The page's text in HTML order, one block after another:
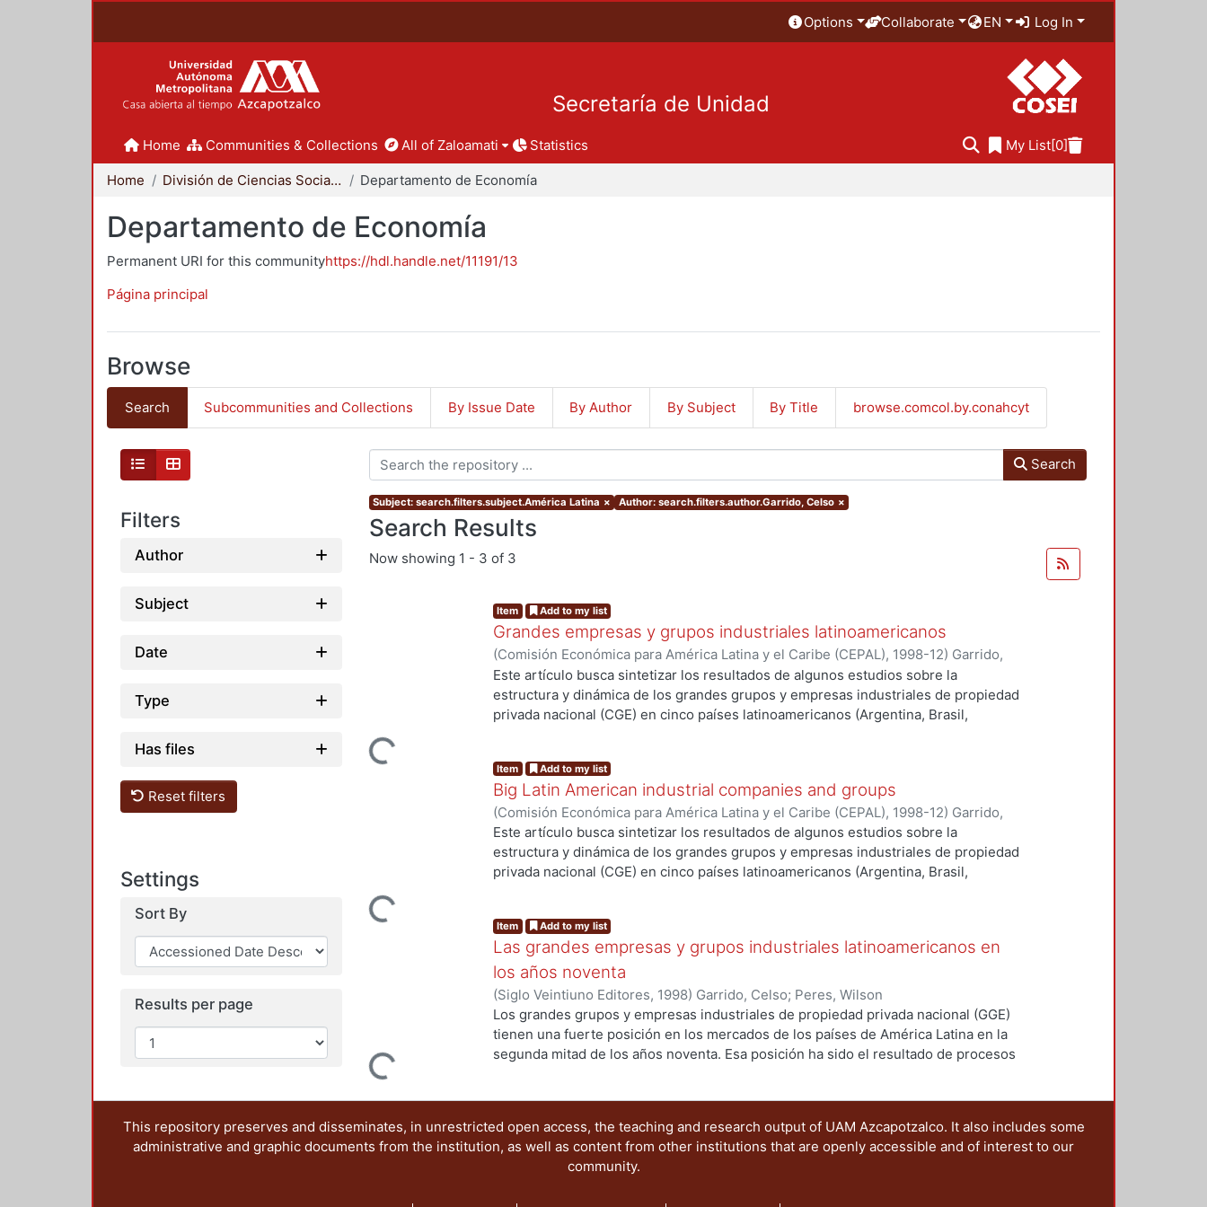
Options Collaborate EN Log In
Secretaría de Unidad
Home Communities & Collections All of Zaloamati Statistics My List[0]
Home División de Ciencias Sociales y Humanidades Departamento de Economía
Departamento de Economía
Permanent URI for this communityhttps://hdl.handle.net/11191/13
Página principal
Browse
Search Subcommunities and Collections By Issue Date By Author By Subject By Title browse.comcol.by.conahcyt
Filters
Author
Subject
Date
Type
Has files
Reset filters
Settings
Sort By
Results per page
Search
Subject: search.filters.subject.América Latina × Author: search.filters.author.Garrido, Celso ×
Search Results
Now showing 1 - 3 of 3
Loading...
Item Add to my list
Grandes empresas y grupos industriales latinoamericanos
(Comisión Económica para América Latina y el Caribe (CEPAL), 1998-12) Garrido,
Celso;Peres, Wilson
Este artículo busca sintetizar los resultados de algunos estudios sobre la
estructura y dinámica de los grandes grupos y empresas industriales de propiedad
privada nacional (CGE) en cinco países latinoamericanos (Argentina, Brasil,
de 46 empresas líderes (Brasil, Colombia y Chile) y 15 grupos económicos de base
industrial (Brasil y México), así como análisis agregados sobre esos grupos en
Argentina, Brasil y México. PALABRAS CLAVE: Economía Industrial. Economía de
Mercado. Estructura de Mercado. Organización Industrial.
Loading...
Item Add to my list
Big Latin American industrial companies and groups
(Comisión Económica para América Latina y el Caribe (CEPAL), 1998-12) Garrido,
Celso;Peres, Wilson
Este artículo busca sintetizar los resultados de algunos estudios sobre la
estructura y dinámica de los grandes grupos y empresas industriales de propiedad
privada nacional (CGE) en cinco países latinoamericanos (Argentina, Brasil,
de Mercado. Estructura de Mercado. Organización Industrial.
Loading...
Item Add to my list
Las grandes empresas y grupos industriales latinoamericanos en
los años noventa
(Siglo Veintiuno Editores, 1998) Garrido, Celso; Peres, Wilson
Los grandes grupos y empresas industriales de propiedad privada nacional (GGE)
tienen una fuerte posición en los mercados de los países de América Latina en la
segunda mitad de los años noventa. Esa posición ha sido el resultado de procesos
unidades empresariales más grandes y dinámicas que operan en la industria de la
región. PALABRAS CLAVE: Economía Industrial. Economía de Mercado. Estructura
de Mercado. Organización Industrial.
This repository preserves and disseminates, in unrestricted open access, the teaching and research output of UAM Azcapotzalco. It also includes some
administrative and graphic documents from the institution, as well as content from other institutions that are openly accessible and of interest to our
community.